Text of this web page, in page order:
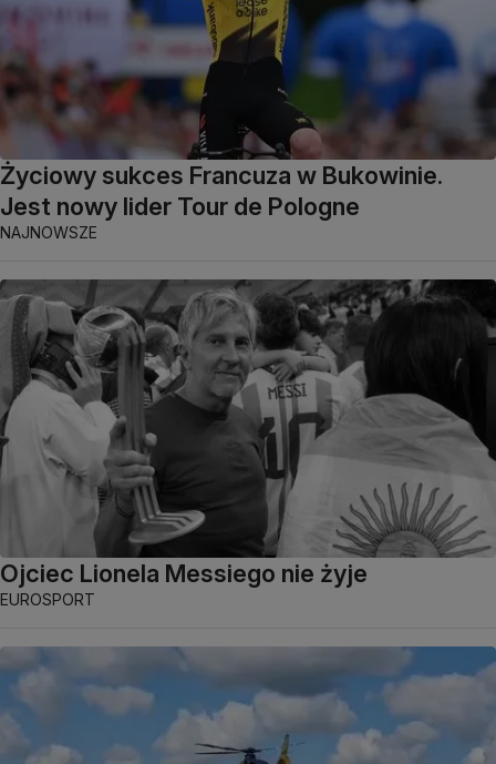
Życiowy sukces Francuza w Bukowinie.
Jest nowy lider Tour de Pologne
NAJNOWSZE
Ojciec Lionela Messiego nie żyje
EUROSPORT